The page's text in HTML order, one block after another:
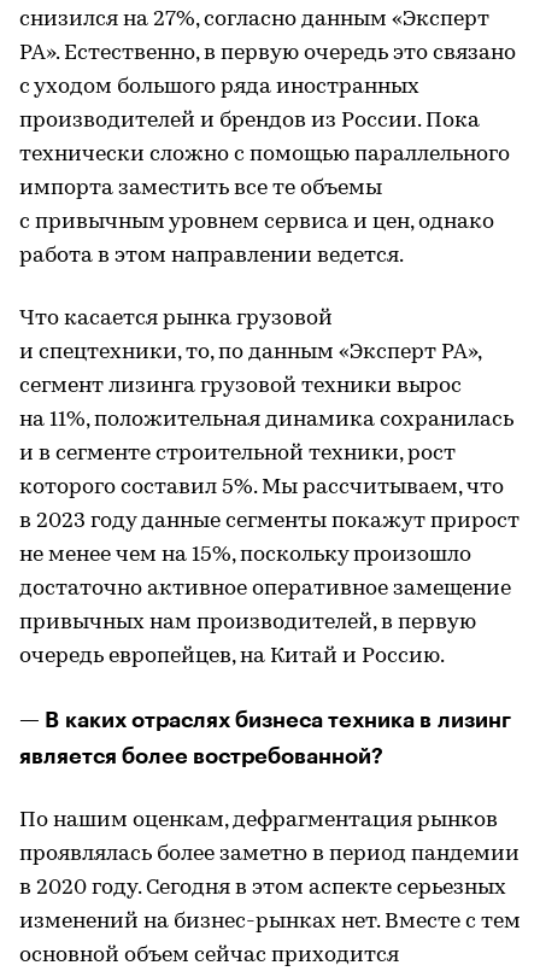
снизился на 27%, согласно данным «Эксперт
РА». Естественно, в первую очередь это связано
с уходом большого ряда иностранных
производителей и брендов из России. Пока
технически сложно с помощью параллельного
импорта заместить все те объемы
с привычным уровнем сервиса и цен, однако
работа в этом направлении ведется.
Что касается рынка грузовой
и спецтехники, то, по данным «Эксперт РА»,
сегмент лизинга грузовой техники вырос
на 11%, положительная динамика сохранилась
и в сегменте строительной техники, рост
которого составил 5%. Мы рассчитываем, что
в 2023 году данные сегменты покажут прирост
не менее чем на 15%, поскольку произошло
достаточно активное оперативное замещение
привычных нам производителей, в первую
очередь европейцев, на Китай и Россию.
— В каких отраслях бизнеса техника в лизинг
является более востребованной?
По нашим оценкам, дефрагментация рынков
проявлялась более заметно в период пандемии
в 2020 году. Сегодня в этом аспекте серьезных
изменений на бизнес-рынках нет. Вместе с тем
основной объем сейчас приходится